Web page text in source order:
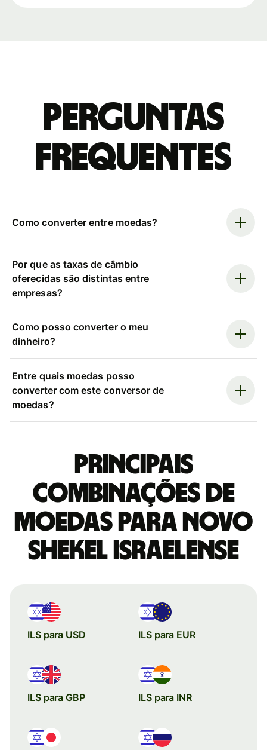
Perguntas
frequentes
Como converter entre moedas?
Por que as taxas de câmbio
oferecidas são distintas entre
empresas?
Como posso converter o meu
dinheiro?
Entre quais moedas posso
converter com este conversor de
moedas?
Principais
combinações de
moedas para Novo
shekel israelense
ILS para USD ILS para EUR
ILS para GBP ILS para INR